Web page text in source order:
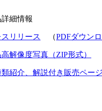
細情報
リリース （PDFダウン
解像度写真（ZIP形式）
紹介、解説付き販売ペー